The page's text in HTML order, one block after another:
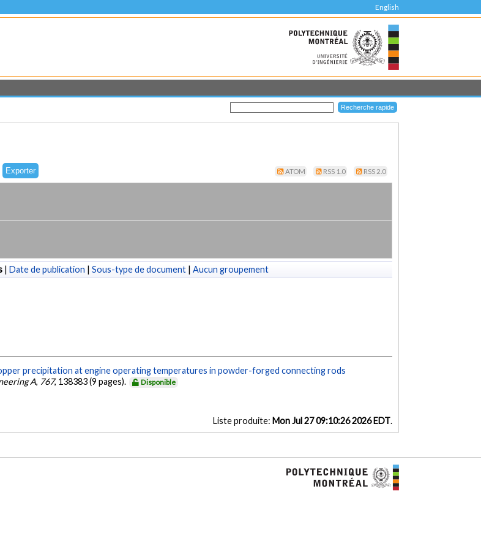
English
ATOM RSS 1.0 RSS 2.0
| Date de publication | Sous-type de document | Aucun groupement
precipitation at engine operating temperatures in powder-forged connecting rods
A, 767, 138383 (9 pages). Disponible
Liste produite: Mon Jul 27 09:10:26 2026 EDT.